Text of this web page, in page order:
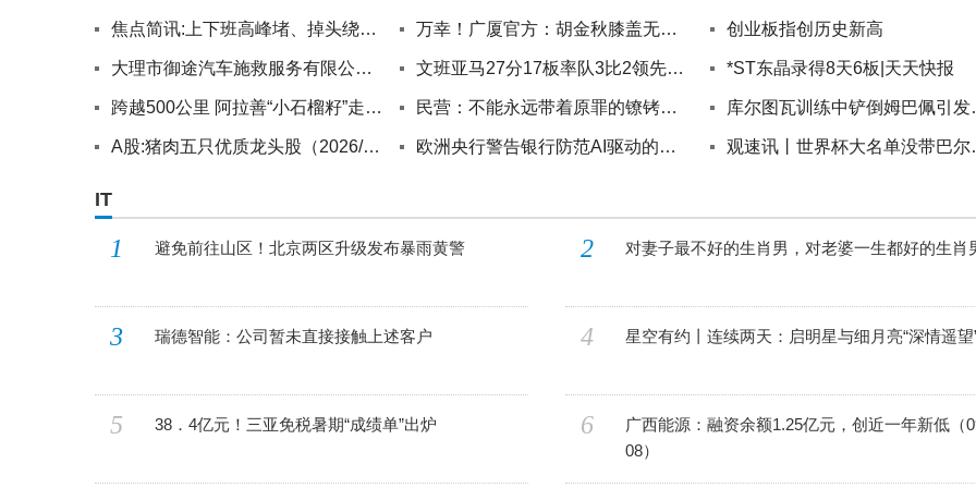
焦点简讯:上下班高峰堵、掉头绕路！市民建议优化同城南路通行，官方答复来了丨融媒问政·问政回访
大理市御途汽车施救服务有限公司成立 注册资本20万人民币
跨越500公里 阿拉善“小石榴籽”走进大漠边关-微动态
A股:猪肉五只优质龙头股（2026/3/25）|滚动
万幸！广厦官方：胡金秋膝盖无大碍，骨头韧带都没大问题-速看
文班亚马27分17板率队3比2领先，呼吁外界别再纠结肘击事件
民营：不能永远带着原罪的镣铐前行
欧洲央行警告银行防范AI驱动的网络风险
创业板指创历史新高
*ST东晶录得8天6板|天天快报
库尔图
观速讯丨世
IT
1 避免前往山区！北京两区升级发布暴雨黄警 2 对妻子最不好的生肖男，对老婆一生都好的生肖
3 瑞德智能：公司暂未直接接触上述客户 4 星空有约丨连续两天：启明星与细月亮“深情遥望
5 38．4亿元！三亚免税暑期“成绩单”出炉 6
广西能源：融资余额1.25亿元，创近一年新低（
08）